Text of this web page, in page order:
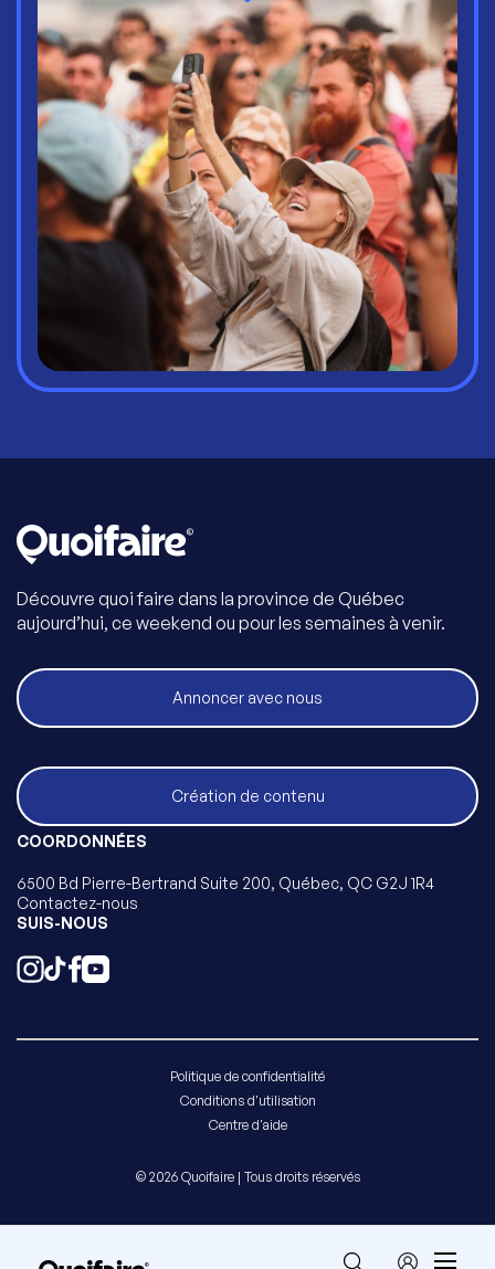
Découvre quoi faire dans la province de Québec
aujourd’hui, ce weekend ou pour les semaines à venir.
Annoncer avec nous
Création de contenu
COORDONNÉES
6500 Bd Pierre-Bertrand Suite 200, Québec, QC G2J 1R4
Contactez-nous
SUIS-NOUS
Politique de confidentialité
Conditions d'utilisation
Centre d'aide
© 2026 Quoifaire | Tous droits réservés